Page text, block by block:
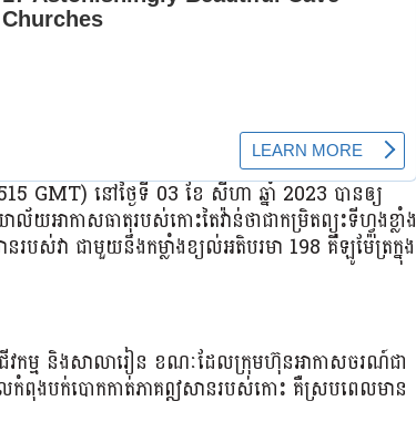
GMT) នៅថ្ងៃទី 03 ខែ សីហា ឆ្នាំ 2023 បានឲ្យ
អាកាសធាតុរបស់កោះតៃវ៉ាន់ថាជាកម្រិតព្យុះទីហ្វុងខ្លាំង
បស់វា ជាមួយនឹងកម្លាំងខ្យល់អតិបរមា 198 គីឡូម៉ែត្រក្នុង
ជីវកម្ម និងសាលារៀន ខណៈដែលក្រុមហ៊ុនអាកាសចរណ៍ជា
ពុងបក់បោកកាត់ភាគឦសានរបស់កោះ គឺស្របពេលមាន